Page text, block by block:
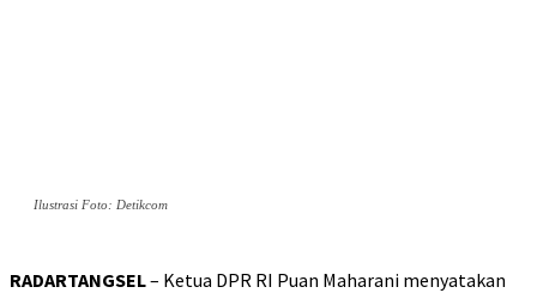
Ilustrasi Foto: Detikcom
RADARTANGSEL– Ketua DPR RI Puan Maharani menyatakan